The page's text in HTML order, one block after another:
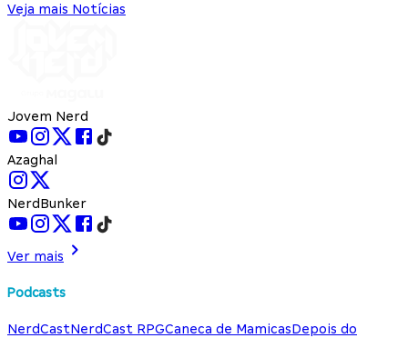
Veja mais Notícias
Jovem Nerd
Azaghal
NerdBunker
Ver mais
Podcasts
NerdCastNerdCast RPGCaneca de MamicasDepois do